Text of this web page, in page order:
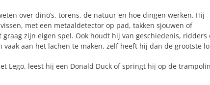
over dino’s, torens, de natuur en hoe dingen werken. Hij
met een metaaldetector op pad, takken sjouwen of
zijn eigen spel. Ook houdt hij van geschiedenis, ridders
aan het lachen te maken, zelf heeft hij dan de grootste
Lego, leest hij een Donald Duck of springt hij op de